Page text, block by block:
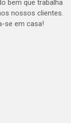
bem que trabalha
nossos clientes.
se em casa!